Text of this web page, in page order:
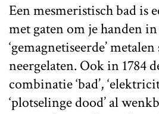
Een mesmeristisch bad is
met gaten om je handen
‘gemagnetiseerde’
neergelaten. Ook in 1784
combinatie ‘bad’,
‘plotselinge dood’ al